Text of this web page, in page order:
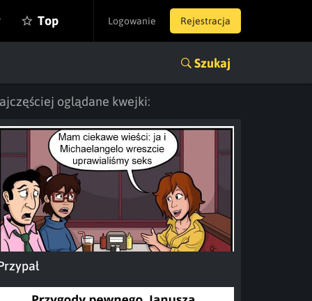
Logowanie Rejestracja
Top
Szukaj
oglądane kwejki: